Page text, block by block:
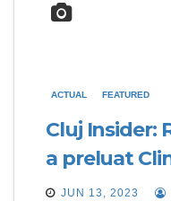
ACTUAL FEATURED
Cluj Insider:
a preluat
JUN 13, 2023